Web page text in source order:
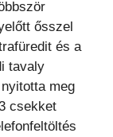
ősszel
és a
tavaly
meg
csekket